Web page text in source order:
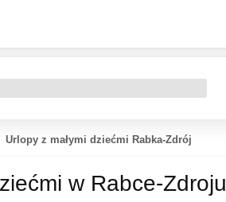
Urlopy z małymi dziećmi Rabka-Zdrój
w Rabce-Zdroju